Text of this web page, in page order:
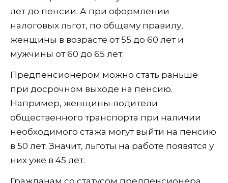
лет до пенсии. А при оформлении
налоговых льгот, по общему правилу,
женщины в возрасте от 55 до 60 лет и
мужчины от 60 до 65 лет.
Предпенсионером можно стать раньше
при досрочном выходе на пенсию.
Например, женщины-водители
общественного транспорта при наличии
необходимого стажа могут выйти на пенсию
в 50 лет. Значит, льготы на работе появятся у
них уже в 45 лет.
Гражданам со статусом предпенсионера